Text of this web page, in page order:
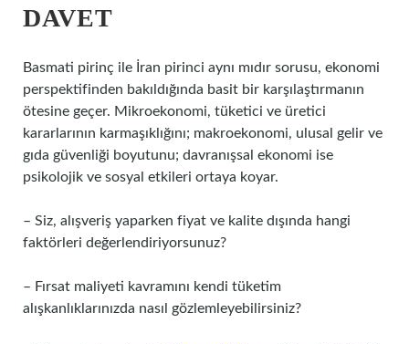
DAVET
Basmati pirinç ile İran pirinci aynı mıdır sorusu, ekonomi
perspektifinden bakıldığında basit bir karşılaştırmanın
ötesine geçer. Mikroekonomi, tüketici ve üretici
kararlarının karmaşıklığını; makroekonomi, ulusal gelir ve
gıda güvenliği boyutunu; davranışsal ekonomi ise
psikolojik ve sosyal etkileri ortaya koyar.
– Siz, alışveriş yaparken fiyat ve kalite dışında hangi
faktörleri değerlendiriyorsunuz?
– Fırsat maliyeti kavramını kendi tüketim
alışkanlıklarınızda nasıl gözlemleyebilirsiniz?